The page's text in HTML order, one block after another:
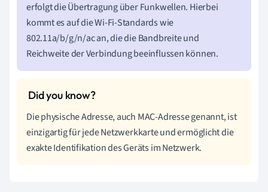
erfolgt die Übertragung über Funkwellen. Hierbei
kommt es auf die Wi-Fi-Standards wie
802.11a/b/g/n/ac an, die die Bandbreite und
Reichweite der Verbindung beeinflussen können.
Die physische Adresse, auch MAC-Adresse genannt, ist
einzigartig für jede Netzwerkkarte und ermöglicht die
exakte Identifikation des Geräts im Netzwerk.